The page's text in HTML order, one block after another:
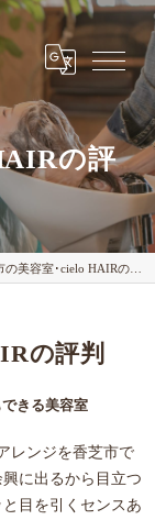
の評
美容室･cielo HAIRの評判
きる美容室
の評判
レンジを香芝市で
に出るから目立つ
目を引くセンスあ